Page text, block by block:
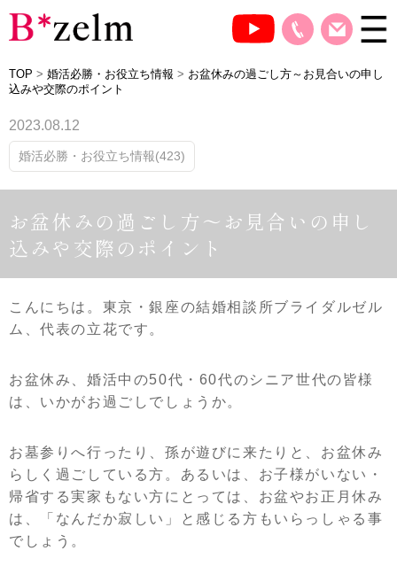
TOP > 婚活必勝・お役立ち情報 > お盆休みの過ごし方～お見合いの申し
込みや交際のポイント
2023.08.12
婚活必勝・お役立ち情報(423)
お盆休みの過ごし方～お見合いの申し
込みや交際のポイント
こんにちは。東京・銀座の結婚相談所ブライダルゼル
ム、代表の立花です。
お盆休み、婚活中の50代・60代のシニア世代の皆様
は、いかがお過ごしでしょうか。
お墓参りへ行ったり、孫が遊びに来たりと、お盆休み
らしく過ごしている方。あるいは、お子様がいない・
帰省する実家もない方にとっては、お盆やお正月休み
は、「なんだか寂しい」と感じる方もいらっしゃる事
でしょう。